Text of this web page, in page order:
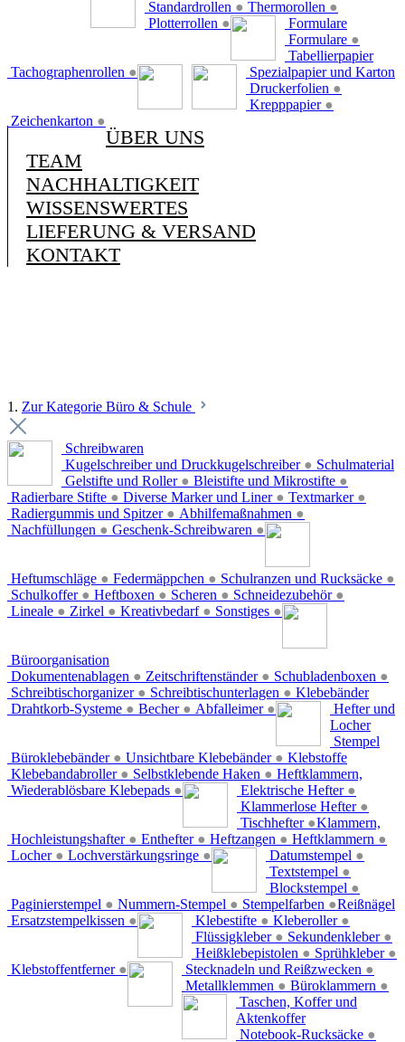
Standardrollen ● Thermorollen ●
Plotterrollen ●
Formulare
Formulare ●
Tachographenrollen ●
Tabellierpapier
Spezialpapier und Karton
Druckerfolien ●
Krepppapier ●
Zeichenkarton ●
ÜBER UNS
TEAM
NACHHALTIGKEIT
WISSENSWERTES
LIEFERUNG & VERSAND
KONTAKT
1. Zur Kategorie Büro & Schule
Schreibwaren
Kugelschreiber und Druckkugelschreiber ●
Gelstifte und Roller ● Bleistifte und Mikrostifte ●
Radierbare Stifte ● Diverse Marker und Liner ● Textmarker ●
Radiergummis und Spitzer ● Abhilfemaßnahmen ●
Nachfüllungen ● Geschenk-Schreibwaren ●
Schulmaterial
Heftumschläge ● Federmäppchen ● Schulranzen und Rucksäcke ●
Schulkoffer ● Heftboxen ● Scheren ● Schneidezubehör ●
Lineale ● Zirkel ● Kreativbedarf ● Sonstiges ●
Büroorganisation
Dokumentenablagen ● Zeitschriftenständer ● Schubladenboxen ●
Schreibtischorganizer ● Schreibtischunterlagen ●
Drahtkorb-Systeme ● Becher ● Abfalleimer ●
Klebebänder
Büroklebebänder ● Unsichtbare Klebebänder ●
Klebebandabroller ● Selbstklebende Haken ●
Wiederablösbare Klebepads ●
Hefter und
Locher
Elektrische Hefter ●
Klammerlose Hefter ●
Tischhefter ●
Hochleistungshafter ● Enthefter ● Heftzangen ● Heftklammern ●
Locher ● Lochverstärkungsringe ●
Stempel
Datumstempel ●
Textstempel ●
Blockstempel ●
Paginierstempel ● Nummern-Stempel ● Stempelfarben ●
Ersatzstempelkissen ●
Klebstoffe
Klebestifte ● Kleberoller ●
Flüssigkleber ● Sekundenkleber ●
Heißklebepistolen ● Sprühkleber ●
Klebstoffentferner ●
Heftklammern,
Klammern,
Reißnägel
Stecknadeln und Reißzwecken ●
Metallklemmen ● Büroklammern ●
Taschen, Koffer und
Aktenkoffer
Notebook-Rucksäcke ●